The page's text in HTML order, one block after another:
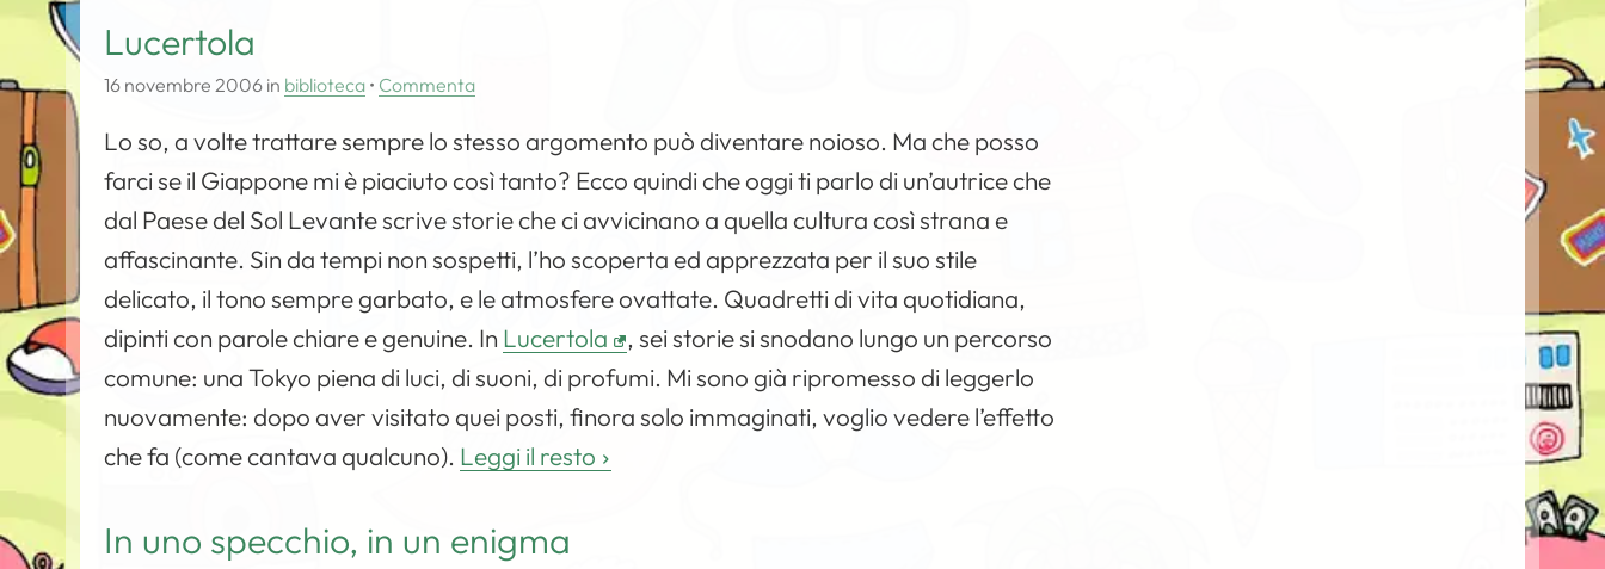
Lucertola
16 novembre 2006 in biblioteca • Commenta
Lo so, a volte trattare sempre lo stesso argomento può diventare noioso. Ma che posso
farci se il Giappone mi è piaciuto così tanto? Ecco quindi che oggi ti parlo di un’autrice che
dal Paese del Sol Levante scrive storie che ci avvicinano a quella cultura così strana e
affascinante. Sin da tempi non sospetti, l’ho scoperta ed apprezzata per il suo stile
delicato, il tono sempre garbato, e le atmosfere ovattate. Quadretti di vita quotidiana,
dipinti con parole chiare e genuine. In Lucertola
, sei storie si snodano lungo un percorso
comune: una Tokyo piena di luci, di suoni, di profumi. Mi sono già ripromesso di leggerlo
nuovamente: dopo aver visitato quei posti, finora solo immaginati, voglio vedere l’effetto
che fa (come cantava qualcuno). Leggi il resto
In uno specchio, in un enigma